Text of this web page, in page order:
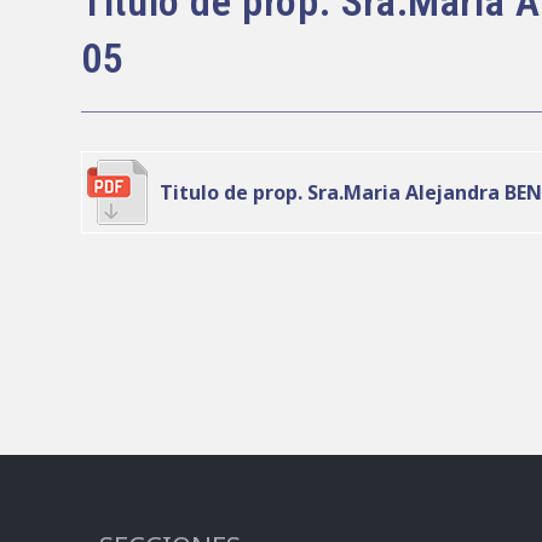
entrada:
05
Titulo de prop. Sra.Maria Alejandra